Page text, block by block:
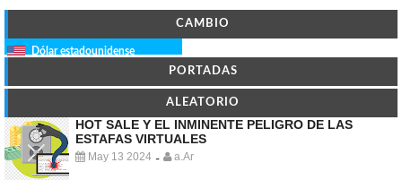
CAMBIO
Dólar estadounidense
PORTADAS
ALEATORIO
HOT SALE Y EL INMINENTE PELIGRO DE LAS
ESTAFAS VIRTUALES
May 13 2024 - a.Ar